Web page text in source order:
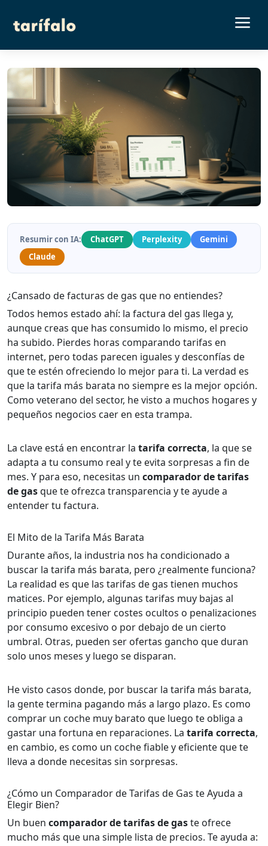
a
Resumir con IA: ChatGPT Perplexity
Gemini
Claude
¿Cansado de facturas de gas que no entiendes?
Todos hemos estado ahí: la factura del gas llega y,
aunque creas que has consumido lo mismo, el precio
ha subido. Pierdes horas comparando tarifas en
internet, pero todas parecen iguales y desconfías de
que te estén ofreciendo lo mejor para ti. La verdad es
que la tarifa más barata no siempre es la mejor opción.
Como veterano del sector, he visto a muchos hogares y
pequeños negocios caer en esta trampa.
La clave está en encontrar la tarifa correcta, la que se
adapta a tu consumo real y te evita sorpresas a fin de
mes. Y para eso, necesitas un comparador de tarifas
de gasque te ofrezca transparencia y te ayude a
entender tu factura.
El Mito de la Tarifa Más Barata
Durante años, la industria nos ha condicionado a
buscar la tarifa más barata, pero ¿realmente funciona?
La realidad es que las tarifas de gas tienen muchos
matices. Por ejemplo, algunas tarifas muy bajas al
principio pueden tener costes ocultos o penalizaciones
por consumo excesivo o por debajo de un cierto
umbral. Otras, pueden ser ofertas gancho que duran
solo unos meses y luego se disparan.
He visto casos donde, por buscar la tarifa más barata,
la gente termina pagando más a largo plazo. Es como
comprar un coche muy barato que luego te obliga a
gastar una fortuna en reparaciones. La tarifa correcta,
en cambio, es como un coche fiable y eficiente que te
lleva a donde necesitas sin sorpresas.
¿Cómo un Comparador de Tarifas de Gas te Ayuda a
Elegir Bien?
Un buen comparador de tarifas de gaste ofrece
mucho más que una simple lista de precios. Te ayuda a: